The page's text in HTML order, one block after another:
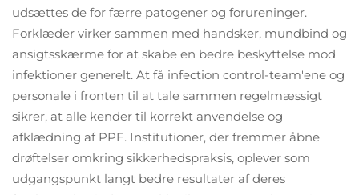
udsættes de for færre patogener og forureninger.
Forklæder virker sammen med handsker, mundbind og
ansigtsskærme for at skabe en bedre beskyttelse mod
infektioner generelt. At få infection control-team'ene og
personale i fronten til at tale sammen regelmæssigt
sikrer, at alle kender til korrekt anvendelse og
afklædning af PPE. Institutioner, der fremmer åbne
drøftelser omkring sikkerhedspraksis, oplever som
udgangspunkt langt bedre resultater af deres